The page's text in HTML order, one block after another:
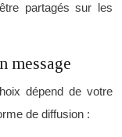
partagés sur les
message
dépend de votre
de diffusion :